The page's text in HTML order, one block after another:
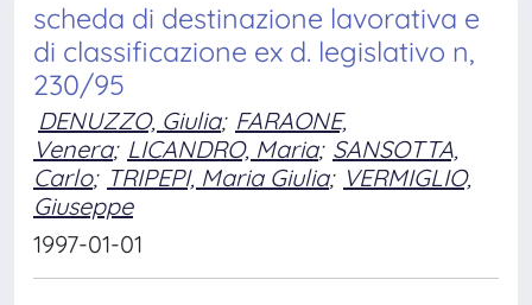
scheda di destinazione lavorativa e
di classificazione ex d. legislativo n,
230/95
DENUZZO, Giulia; FARAONE,
Venera; LICANDRO, Maria; SANSOTTA,
Carlo; TRIPEPI, Maria Giulia; VERMIGLIO,
Giuseppe
1997-01-01